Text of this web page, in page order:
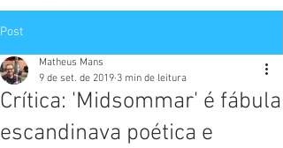
Post
Crítica: 'Midsommar' é fábula
escandinava poética e
Matheus Mans
9 de set. de 2019 3 min de leitura